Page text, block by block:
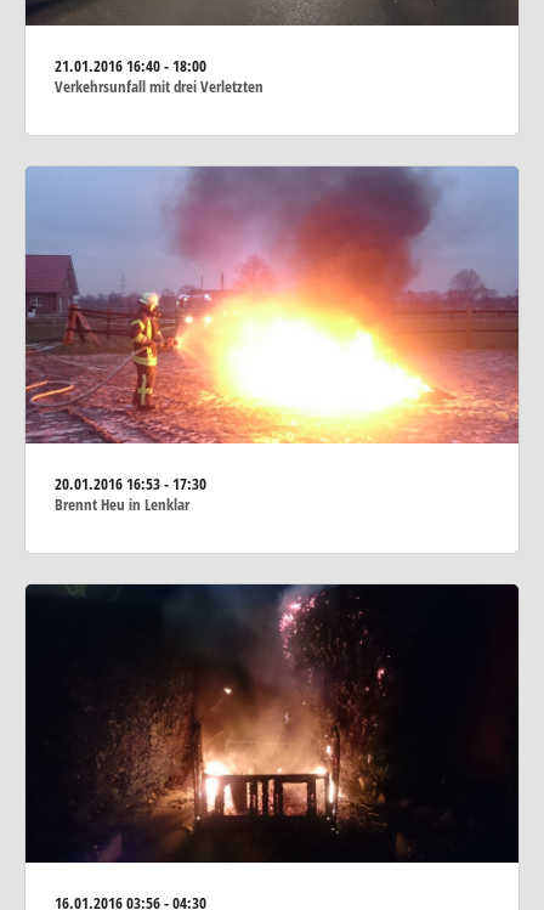
21.01.201616:40 - 18:00
Verkehrsunfall mit drei Verletzten
20.01.201616:53 - 17:30
Brennt Heu in Lenklar
16.01.201603:56 - 04:30